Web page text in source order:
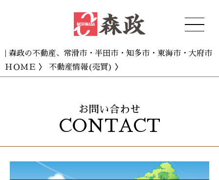
| 森政の不動産、常滑市・半田市・知多市・東海市・大府市
ＨＯＭＥ 〉 不動産情報(売買) 〉
お問い合わせ
CONTACT